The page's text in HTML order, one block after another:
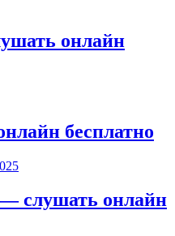
онлайн
бесплатно
слушать онлайн